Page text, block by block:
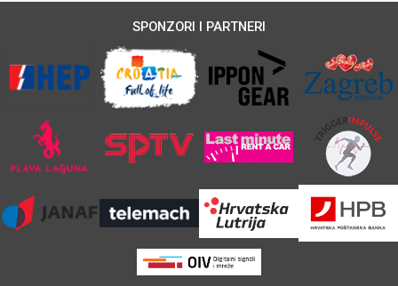
SPONZORI I PARTNERI